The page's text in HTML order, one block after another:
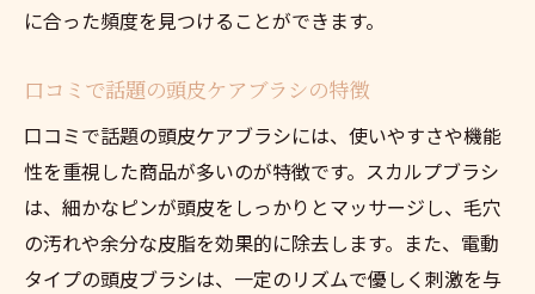
に合った頻度を見つけることができます。
口コミで話題の頭皮ケアブラシの特徴
口コミで話題の頭皮ケアブラシには、使いやすさや機能
性を重視した商品が多いのが特徴です。スカルプブラシ
は、細かなピンが頭皮をしっかりとマッサージし、毛穴
の汚れや余分な皮脂を効果的に除去します。また、電動
タイプの頭皮ブラシは、一定のリズムで優しく刺激を与